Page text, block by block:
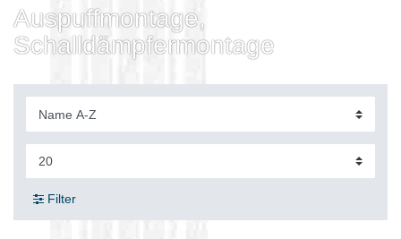
Auspuffmontage,
Schalldämpfermontage
Filter